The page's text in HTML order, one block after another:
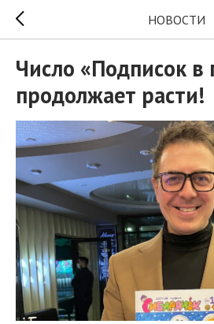
НОВОСТИ
Число «Подписок в
продолжает расти!